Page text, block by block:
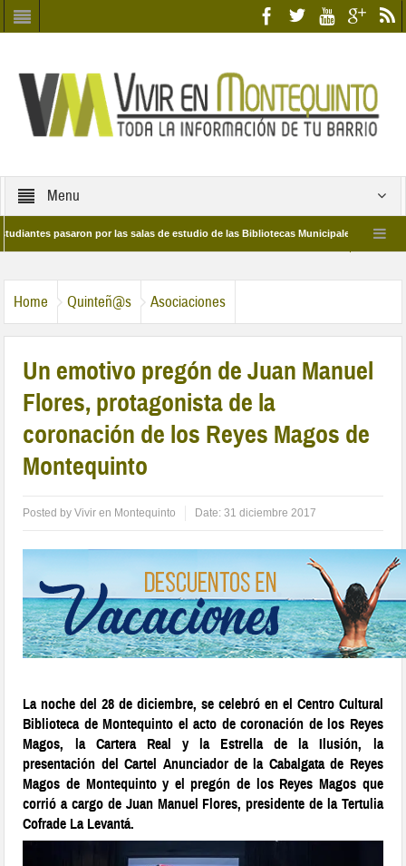
Menu
pasaron por las salas de estudio de las Bibliotecas Municipales y del Edificio
Home Quinteñ@s Asociaciones
Un emotivo pregón de Juan Manuel
Flores, protagonista de la
coronación de los Reyes Magos de
Montequinto
Posted byVivir en Montequinto Date:31 diciembre 2017
La noche del 28 de diciembre, se celebró en el Centro Cultural
Biblioteca de Montequinto el acto de coronación de los Reyes
Magos, la Cartera Real y la Estrella de la Ilusión, la
presentación del Cartel Anunciador de la Cabalgata de Reyes
Magos de Montequinto y el pregón de los Reyes Magos que
corrió a cargo de Juan Manuel Flores, presidente de la Tertulia
Cofrade La Levantá.